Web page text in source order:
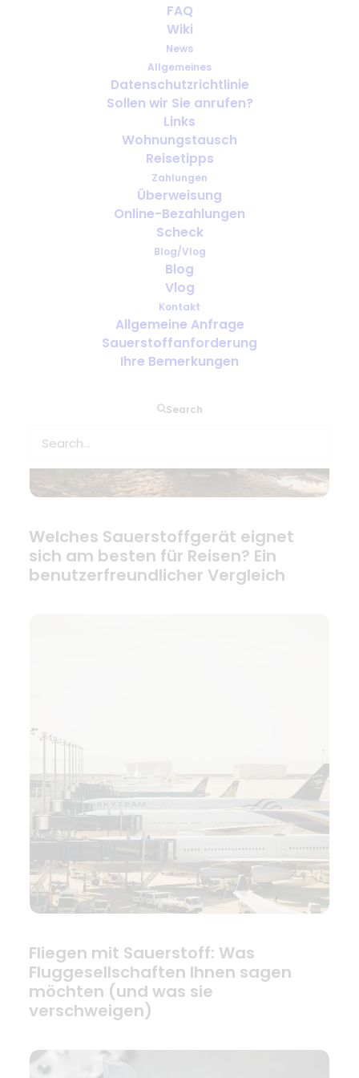
FAQ
Wiki
News
Allgemeines
Datenschutzrichtlinie
Sollen wir Sie anrufen?
Links
Wohnungstausch
Reisetipps
Zahlungen
Überweisung
Online-Bezahlungen
Scheck
Blog/Vlog
Blog
Vlog
Kontakt
Allgemeine Anfrage
Sauerstoffanforderung
Ihre Bemerkungen
Search
Können Sie reisen, wenn Sie
sauerstoffabhängig sind? Alles, was
Sie wissen müssen
Welches Sauerstoffgerät eignet
sich am besten für Reisen? Ein
benutzerfreundlicher Vergleich
Fliegen mit Sauerstoff: Was
Fluggesellschaften Ihnen sagen
möchten (und was sie
verschweigen)